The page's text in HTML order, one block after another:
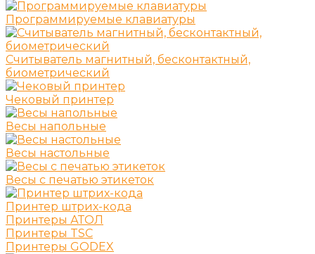
Программируемые клавиатуры
Считыватель магнитный, бесконтактный,
биометрический
Чековый принтер
Весы напольные
Весы настольные
Весы с печатью этикеток
Принтер штрих-кода
Принтеры АТОЛ
Принтеры TSC
Принтеры GODEX